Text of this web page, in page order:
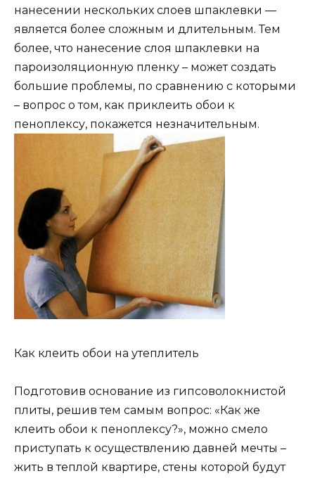
нанесении нескольких слоев шпаклевки —
является более сложным и длительным. Тем
более, что нанесение слоя шпаклевки на
пароизоляционную пленку – может создать
большие проблемы, по сравнению с которыми
– вопрос о том, как приклеить обои к
пеноплексу, покажется незначительным.
Как клеить обои на утеплитель
Подготовив основание из гипсоволокнистой
плиты, решив тем самым вопрос: «Как же
клеить обои к пеноплексу?», можно смело
приступать к осуществлению давней мечты –
жить в теплой квартире, стены которой будут